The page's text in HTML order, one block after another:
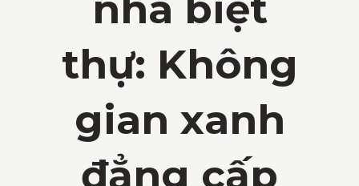
thự: Không
gian xanh
đẳng cấp